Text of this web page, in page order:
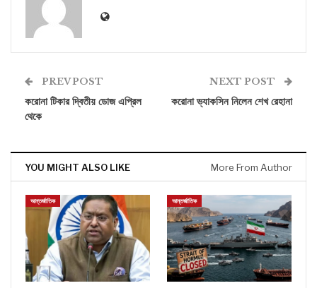
PREV POST
করোনা টিকার দ্বিতীয় ডোজ এপ্রিল
থেকে
NEXT POST
করোনা ভ্যাকসিন নিলেন শেখ রেহানা
YOU MIGHT ALSO LIKE More From Author
আন্তর্জাতিক আন্তর্জাতিক